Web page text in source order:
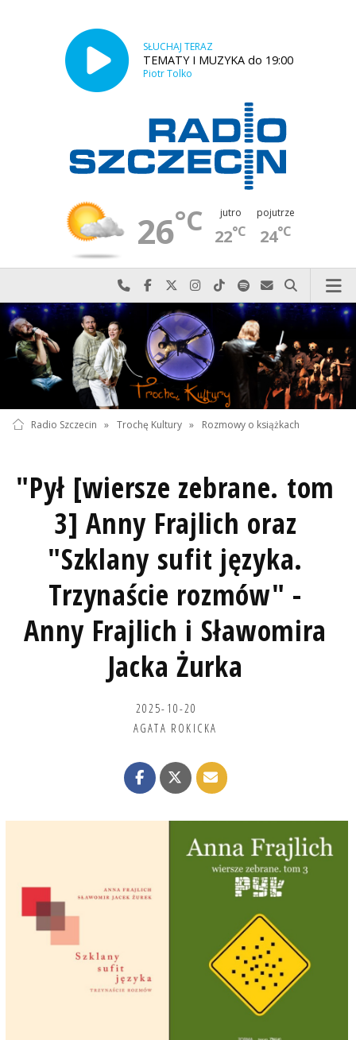
SŁUCHAJ TERAZ
TEMATY I MUZYKA do 19:00
Piotr Tolko
26°C jutro
22°C
pojutrze
24°C
Najlepiej po prostu do nas zadzwoń
Odwiedź nas na Facebook-u
Odwiedź nas na X
Odwiedź nas na Instagram-ie
Odwiedź nas na TikTok-u
Szukaj nas na Spotify
Wyślij do nas
Szukaj
Radio Szczecin » Trochę Kultury » Rozmowy o książkach
"Pył [wiersze zebrane. tom
3] Anny Frajlich oraz
"Szklany sufit języka.
Trzynaście rozmów" -
Anny Frajlich i Sławomira
Jacka Żurka
2025-10-20
AGATA ROKICKA